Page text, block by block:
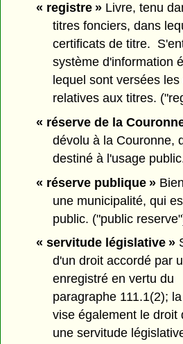
« registre »Livre, tenu
titres fonciers, dans
certificats de titre.
système d'information
lequel sont versées
relatives aux titres.
« réserve de la
dévolu à la Couronne,
destiné à l'usage
« réserve publique »
une municipalité, qui
public. ("public
« servitude législative »
d'un droit accordé par
enregistré en vertu du
paragraphe 111.1(2);
vise également le droit
une servitude